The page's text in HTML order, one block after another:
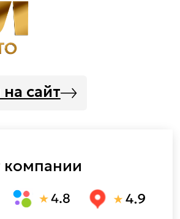
цена инвестиционных
сайте, не является
изменена. Наличие